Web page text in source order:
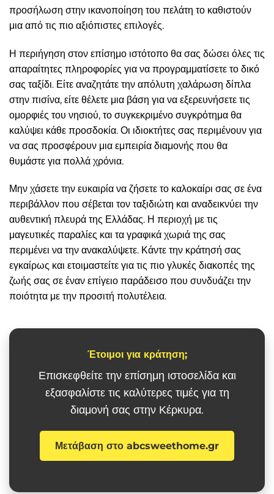
προσήλωση στην ικανοποίηση του πελάτη το καθιστούν
μια από τις πιο αξιόπιστες επιλογές.
Η περιήγηση στον επίσημο ιστότοπο θα σας δώσει όλες τις
απαραίτητες πληροφορίες για να προγραμματίσετε το δικό
σας ταξίδι. Είτε αναζητάτε την απόλυτη χαλάρωση δίπλα
στην πισίνα, είτε θέλετε μια βάση για να εξερευνήσετε τις
ομορφιές του νησιού, το συγκεκριμένο συγκρότημα θα
καλύψει κάθε προσδοκία. Οι ιδιοκτήτες σας περιμένουν για
να σας προσφέρουν μια εμπειρία διαμονής που θα
θυμάστε για πολλά χρόνια.
Μην χάσετε την ευκαιρία να ζήσετε το καλοκαίρι σας σε ένα
περιβάλλον που σέβεται τον ταξιδιώτη και αναδεικνύει την
αυθεντική πλευρά της Ελλάδας. Η περιοχή με τις
μαγευτικές παραλίες και τα γραφικά χωριά της σας
περιμένει να την ανακαλύψετε. Κάντε την κράτησή σας
εγκαίρως και ετοιμαστείτε για τις πιο γλυκές διακοπές της
ζωής σας σε έναν επίγειο παράδεισο που συνδυάζει την
ποιότητα με την προσιτή πολυτέλεια.
Έτοιμοι για κράτηση;
Επισκεφθείτε την επίσημη ιστοσελίδα και
εξασφαλίστε τις καλύτερες τιμές για τη
διαμονή σας στην Κέρκυρα.
Μετάβαση στο abcsweethome.gr